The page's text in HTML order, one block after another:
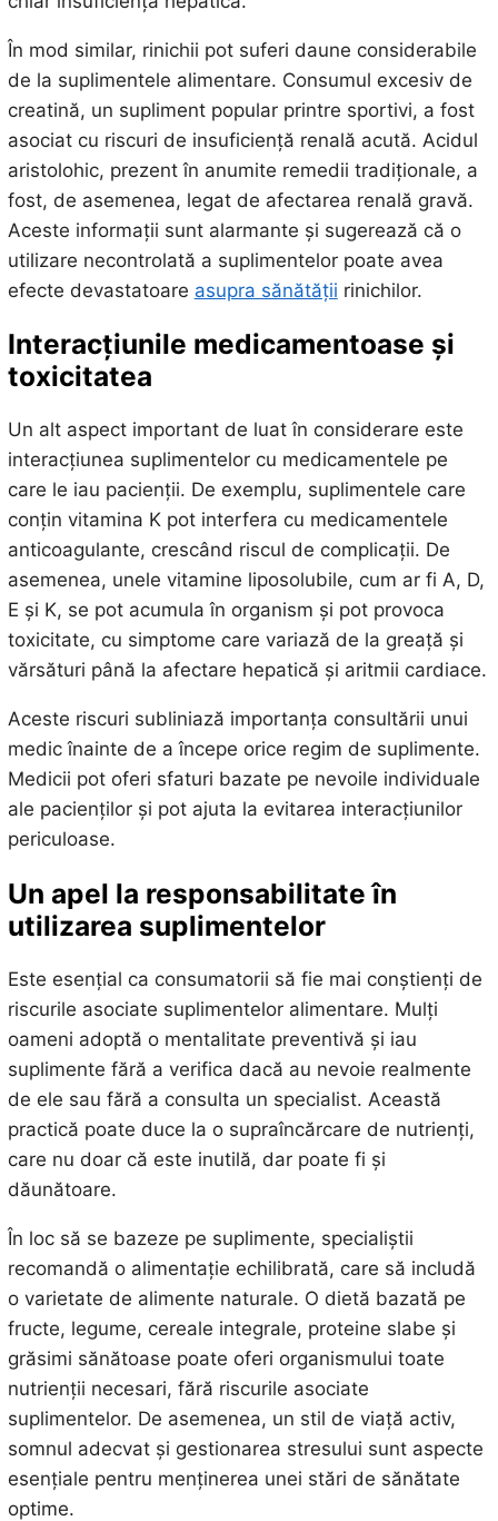
În mod similar, rinichii pot suferi daune considerabile
de la suplimentele alimentare. Consumul excesiv de
creatină, un supliment popular printre sportivi, a fost
asociat cu riscuri de insuficiență renală acută. Acidul
aristolohic, prezent în anumite remedii tradiționale, a
fost, de asemenea, legat de afectarea renală gravă.
Aceste informații sunt alarmante și sugerează că o
utilizare necontrolată a suplimentelor poate avea
efecte devastatoare asupra sănătății rinichilor.
Interacțiunile medicamentoase și
toxicitatea
Un alt aspect important de luat în considerare este
interacțiunea suplimentelor cu medicamentele pe
care le iau pacienții. De exemplu, suplimentele care
conțin vitamina K pot interfera cu medicamentele
anticoagulante, crescând riscul de complicații. De
asemenea, unele vitamine liposolubile, cum ar fi A, D,
E și K, se pot acumula în organism și pot provoca
toxicitate, cu simptome care variază de la greață și
vărsături până la afectare hepatică și aritmii cardiace.
Aceste riscuri subliniază importanța consultării unui
medic înainte de a începe orice regim de suplimente.
Medicii pot oferi sfaturi bazate pe nevoile individuale
ale pacienților și pot ajuta la evitarea interacțiunilor
periculoase.
Un apel la responsabilitate în
utilizarea suplimentelor
Este esențial ca consumatorii să fie mai conștienți de
riscurile asociate suplimentelor alimentare. Mulți
oameni adoptă o mentalitate preventivă și iau
suplimente fără a verifica dacă au nevoie realmente
de ele sau fără a consulta un specialist. Această
practică poate duce la o supraîncărcare de nutrienți,
care nu doar că este inutilă, dar poate fi și
dăunătoare.
În loc să se bazeze pe suplimente, specialiștii
recomandă o alimentație echilibrată, care să includă
o varietate de alimente naturale. O dietă bazată pe
fructe, legume, cereale integrale, proteine slabe și
grăsimi sănătoase poate oferi organismului toate
nutrienții necesari, fără riscurile asociate
suplimentelor. De asemenea, un stil de viață activ,
somnul adecvat și gestionarea stresului sunt aspecte
esențiale pentru menținerea unei stări de sănătate
optime.